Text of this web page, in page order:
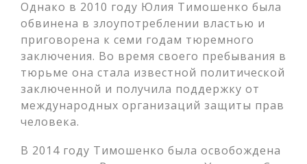
Однако в 2010 году Юлия Тимошенко была
обвинена в злоупотреблении властью и
приговорена к семи годам тюремного
заключения. Во время своего пребывания в
тюрьме она стала известной политической
заключенной и получила поддержку от
международных организаций защиты прав
человека.
В 2014 году Тимошенко была освобождена